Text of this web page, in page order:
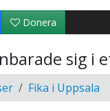
Donera
sig i
Fika i Uppsala